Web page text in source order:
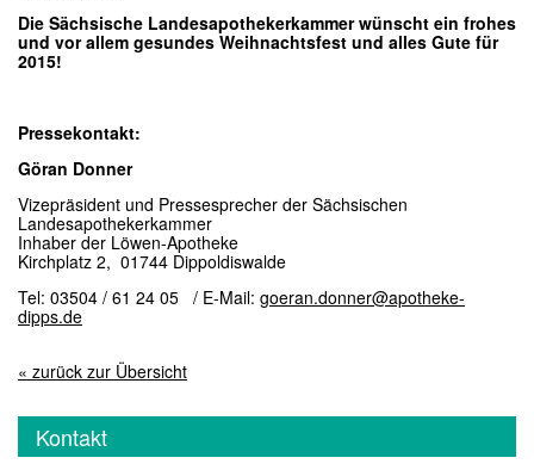
Die Sächsische Landesapothekerkammer wünscht ein frohes
und vor allem gesundes Weihnachtsfest und alles Gute für
2015!
Pressekontakt:
Göran Donner
Vizepräsident und Pressesprecher der Sächsischen
Landesapothekerkammer
Inhaber der Löwen-Apotheke
Kirchplatz 2, 01744 Dippoldiswalde
Tel: 03504 / 61 24 05 / E-Mail: goeran.donner@apotheke-
dipps.de
« zurück zur Übersicht
Kontakt